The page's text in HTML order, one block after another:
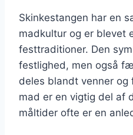
Skinkestangen har en
madkultur og er blevet
festtraditioner. Den
festlighed, men også
deles blandt venner og
mad er en vigtig del af
måltider ofte er en